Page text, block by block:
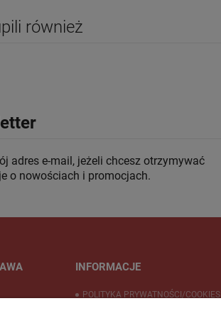
również
adres e-mail, jeżeli chcesz otrzymywać
o nowościach i promocjach.
INFORMACJE
POLITYKA PRYWATNOŚCI/COOKIES